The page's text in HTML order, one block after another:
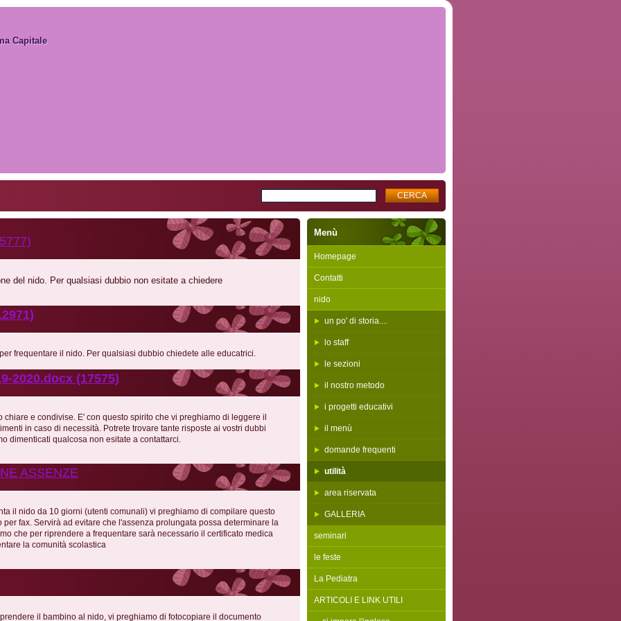
Capitale
Capitale
del nido. Per qualsiasi dubbio non esitate a chiedere
frequentare il nido. Per qualsiasi dubbio chiedete alle educatrici.
2020.docx (17575)
chiare e condivise. E' con questo spirito che vi preghiamo di leggere il
in caso di necessità. Potrete trovare tante risposte ai vostri dubbi
dimenticati qualcosa non esitate a contattarci.
ASSENZE
il nido da 10 giorni (utenti comunali) vi preghiamo di compilare questo
fax. Servirà ad evitare che l'assenza prolungata possa determinare la
che per riprendere a frequentare sarà necessario il certificato medica
la comunità scolastica
il bambino al nido, vi preghiamo di fotocopiare il documento
Menù
Homepage
Contatti
nido
un po' di storia....
lo staff
le sezioni
il nostro metodo
i progetti educativi
il menù
domande frequenti
utilità
area riservata
GALLERIA
seminari
le feste
La Pediatra
ARTICOLI E LINK UTILI